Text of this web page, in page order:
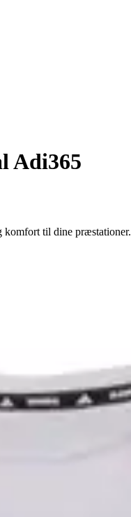
Adi365
komfort til dine præstationer.